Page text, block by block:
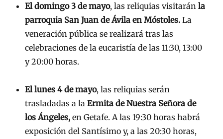
El domingo 3 de mayo, las reliquias visitarán la
parroquia San Juan de Ávila en Móstoles. La
veneración pública se realizará tras las
celebraciones de la eucaristía de las 11:30, 13:00
y 20:00 horas.
El lunes 4 de mayo, las reliquias serán
trasladadas a la Ermita de Nuestra Señora de
los Ángeles, en Getafe. A las 19:30 horas habrá
exposición del Santísimo y, a las 20:30 horas,